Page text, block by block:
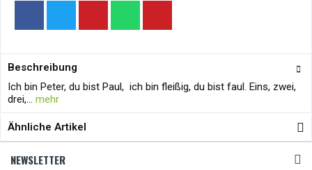
Beschreibung
Ich bin Peter, du bist Paul, ich bin fleißig, du bist faul. Eins, zwei,
drei,... mehr
Ähnliche Artikel
NEWSLETTER